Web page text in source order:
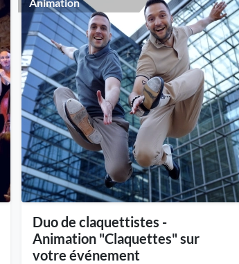
Duo de claquettistes -
Animation "Claquettes" sur
votre événement